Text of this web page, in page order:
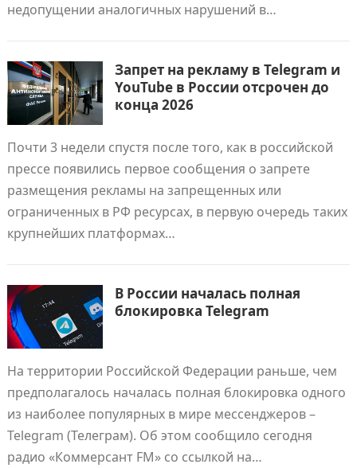
недопущении аналогичных нарушений в…
Запрет на рекламу в Telegram и
YouTube в России отсрочен до
конца 2026
Почти 3 недели спустя после того, как в российской
прессе появились первое сообщения о запрете
размещения рекламы на запрещенных или
ограниченных в РФ ресурсах, в первую очередь таких
крупнейших платформах…
В России началась полная
блокировка Telegram
На территории Российской Федерации раньше, чем
предполагалось началась полная блокировка одного
из наиболее популярных в мире мессенджеров –
Telegram (Телеграм). Об этом сообщило сегодня
радио «Коммерсант FM» со ссылкой на…